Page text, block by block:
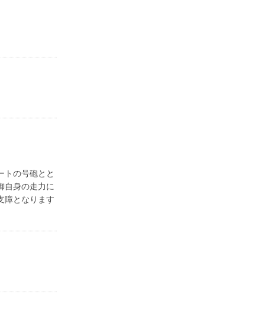
トの号砲とと
自身の走力に
障となります